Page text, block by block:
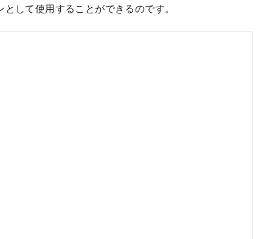
して使用することができるのです。